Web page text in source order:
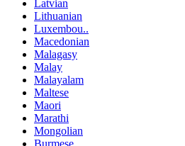
Latvian
Lithuanian
Luxembou..
Macedonian
Malagasy
Malay
Malayalam
Maltese
Maori
Marathi
Mongolian
Burmese